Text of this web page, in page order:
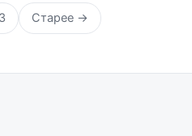
3 Старее →